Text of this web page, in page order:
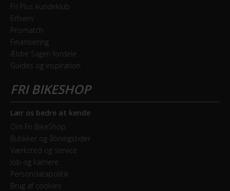
Samlet antal gear
7
Skiftegreb
Shimano Nexus
HJUL & DÆK
Hjul
28 tommer
Hjulstørrelse
28″
Fri Plus kundeklub
Erhverv
Prismatch
Finansiering
Ældre Sagen fordele
Guides og inspiration
Lær os bedre at kende
Om Fri BikeShop
Butikker og åbningstider
Værksted og service
Job og karriere
Persondatapolitik
Brug af cookies